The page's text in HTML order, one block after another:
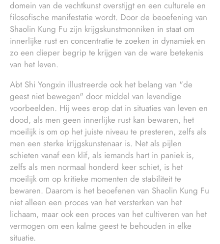
domein van de vechtkunst overstijgt en een culturele en
filosofische manifestatie wordt. Door de beoefening van
Shaolin Kung Fu zijn krijgskunstmonniken in staat om
innerlijke rust en concentratie te zoeken in dynamiek en
zo een dieper begrip te krijgen van de ware betekenis
van het leven.
Abt Shi Yongxin illustreerde ook het belang van "de
geest niet bewegen" door middel van levendige
voorbeelden. Hij wees erop dat in situaties van leven en
dood, als men geen innerlijke rust kan bewaren, het
moeilijk is om op het juiste niveau te presteren, zelfs als
men een sterke krijgskunstenaar is. Net als pijlen
schieten vanaf een klif, als iemands hart in paniek is,
zelfs als men normaal honderd keer schiet, is het
moeilijk om op kritieke momenten de stabiliteit te
bewaren. Daarom is het beoefenen van Shaolin Kung Fu
niet alleen een proces van het versterken van het
lichaam, maar ook een proces van het cultiveren van het
vermogen om een kalme geest te behouden in elke
situatie.